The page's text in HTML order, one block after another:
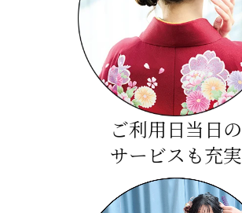
ご利用日当日の
サービスも充実